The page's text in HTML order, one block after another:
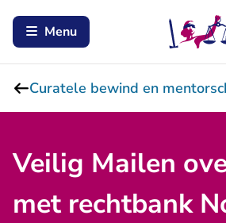
Menu
Curatele bewind en
Veilig Mailen
met rechtbank